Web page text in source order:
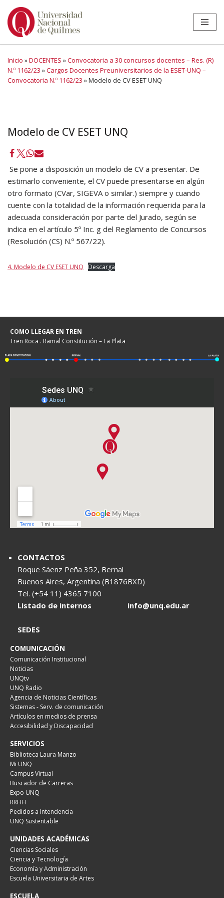
Ir
Inicio »DOCENTES »Convocatoria a 30 concursos docentes – Res. (R)
N.º 1162/23 »Cargos Docentes Preuniversitarios de la ESET-UNQ –
Convocatoria N.º 1162/23 »Modelo de CV ESET UNQ
Modelo de CV ESET UNQ
Se pone a disposición un modelo de CV a presentar. De
estimarlo conveniente, el CV puede presentarse en algún
otro formato (CVar, SIGEVA o similar.) siempre y cuando
cuente con la totalidad de la información requerida para la
adecuada consideración por parte del Jurado, según se
indica en el artículo 5º Inc. g del Reglamento de Concursos
(Resolución (CS) N.º 567/22).
4. Modelo de CV ESET UNQ Descarga
COMO LLEGAR EN TREN
Tren Roca . Ramal Constitución – La Plata
CONTACTOS
Roque Sáenz Peña 352, Bernal
Buenos Aires, Argentina (B1876BXD)
Tel. (+54 11) 4365 7100
Listado de internos
info@unq.edu.ar
SEDES
COMUNICACIÓN
Comunicación Institucional
Noticias
UNQtv
UNQ Radio
Agencia de Noticias Científicas
Sistemas - Serv. de comunicación
Artículos en medios de prensa
Accesibilidad y Discapacidad
SERVICIOS
Biblioteca Laura Manzo
Mi UNQ
Campus Virtual
Buscador de Carreras
Expo UNQ
RRHH
Pedidos a Intendencia
UNQ Sustentable
UNIDADES ACADÉMICAS
Ciencias Sociales
Ciencia y Tecnología
Economía y Administración
Escuela Universitaria de Artes
ESCUELA